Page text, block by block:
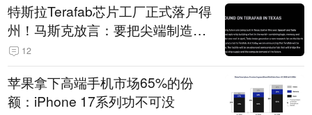
特斯拉Terafab芯片工厂正式落户得
州！马斯克放言：要把尖端制造带
回美国
12
苹果拿下高端手机市场65%的份
额：iPhone 17系列功不可没